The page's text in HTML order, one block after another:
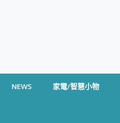
NEWS 家電/智慧小物